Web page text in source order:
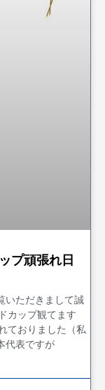
プ頑張れ日
いただきまして誠
カップ観てます
ておりました（私
代表ですが